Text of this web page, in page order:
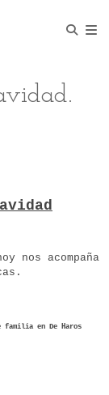
nos acompaña
en De Haros